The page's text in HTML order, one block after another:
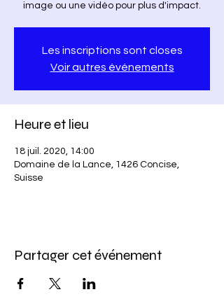
image ou une vidéo pour plus d'impact.
Les inscriptions sont closes
Voir autres événements
Heure et lieu
18 juil. 2020, 14:00
Domaine de la Lance, 1426 Concise,
Suisse
Partager cet événement